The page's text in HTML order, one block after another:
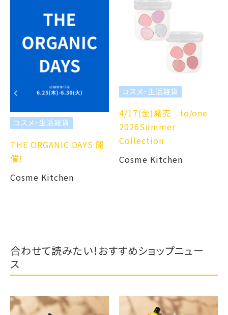
コスメ・生活雑貨
THE ORGANIC DAYS 開
催！
Cosme Kitchen
コスメ・生活雑貨
4/17(金)発売 to/one
2026Summer
Collection
Cosme Kitchen
合わせて読みたい！おすすめショップニュー
ス